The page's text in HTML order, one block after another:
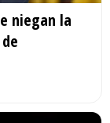
niegan la